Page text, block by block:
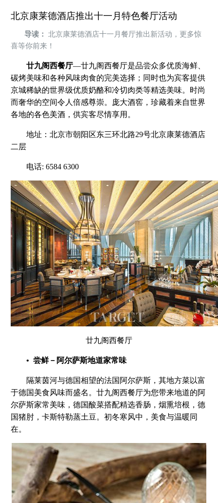
北京康莱德酒店推出十一月特色餐厅活动
导读：
北京康莱德酒店十一月餐厅推出新活动，更多惊
喜等你前来！
廿九阁西餐厅—廿九阁西餐厅是品尝众多优质海鲜、
碳烤美味和各种风味肉食的完美选择；同时也为宾客提供
京城稀缺的世界级优质奶酪和冷切肉类等精选美味。时尚
而奢华的空间令人倍感尊崇。庞大酒窖，珍藏着来自世界
各地的各色美酒，供宾客尽情享用。
地址：北京市朝阳区东三环北路29号北京康莱德酒店
二层
电话: 6584 6300
廿九阁西餐厅
• 尝鲜－阿尔萨斯地道家常味
隔莱茵河与德国相望的法国阿尔萨斯，其地方菜以富
于德国美食风味而盛名。廿九阁西餐厅为您带来地道的阿
尔萨斯家常美味，德国酸菜搭配精选香肠，烟熏培根，德
国猪肘，卡斯特勒蒸土豆。初冬寒风中，美食与温暖同
在。